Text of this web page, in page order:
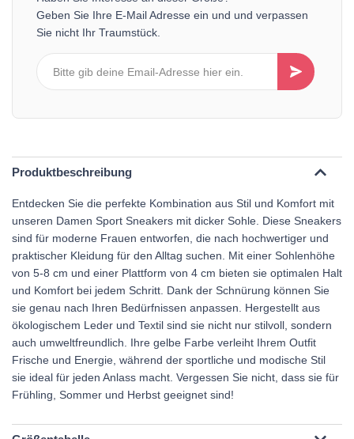
Geben Sie Ihre E-Mail Adresse ein und und verpassen
Sie nicht Ihr Traumstück.
Produktbeschreibung
Entdecken Sie die perfekte Kombination aus Stil und Komfort mit
unseren Damen Sport Sneakers mit dicker Sohle. Diese Sneakers
sind für moderne Frauen entworfen, die nach hochwertiger und
praktischer Kleidung für den Alltag suchen. Mit einer Sohlenhöhe
von 5-8 cm und einer Plattform von 4 cm bieten sie optimalen Halt
und Komfort bei jedem Schritt. Dank der Schnürung können Sie
sie genau nach Ihren Bedürfnissen anpassen. Hergestellt aus
ökologischem Leder und Textil sind sie nicht nur stilvoll, sondern
auch umweltfreundlich. Ihre gelbe Farbe verleiht Ihrem Outfit
Frische und Energie, während der sportliche und modische Stil
sie ideal für jeden Anlass macht. Vergessen Sie nicht, dass sie für
Frühling, Sommer und Herbst geeignet sind!